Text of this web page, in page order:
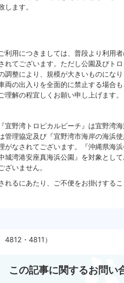
します。
利用につきましては、普段より利用
れてございます。ただし公園及びト
調整により、規模が大きいものにな
両の出入りを全面的に禁止する場合
解の程宜しくお願い申し上げます。
宜野湾トロピカルビーチ』は宜野湾
管理協定及び『宜野湾市海岸の海浜
がなされてございます。『沖縄県海
城湾港安座真海浜公園』を対象とし
ざいません。
れるにあたり、ご不便をお掛けする
・4811）
この記事に関するお問い